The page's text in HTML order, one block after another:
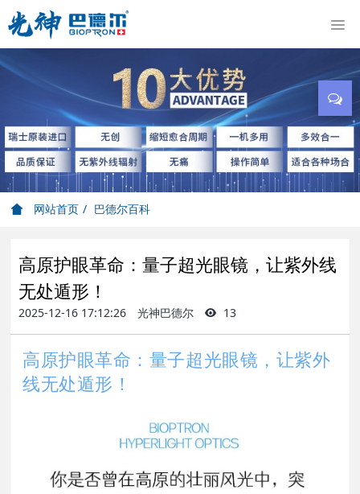
网站首页 巴德尔百科
高原护眼革命：量子超光眼镜，让紫外线
无处遁形！
2025-12-16 17:12:26 光神巴德尔 13
高原护眼革命：量子超光眼镜，让紫外
线无处遁形！